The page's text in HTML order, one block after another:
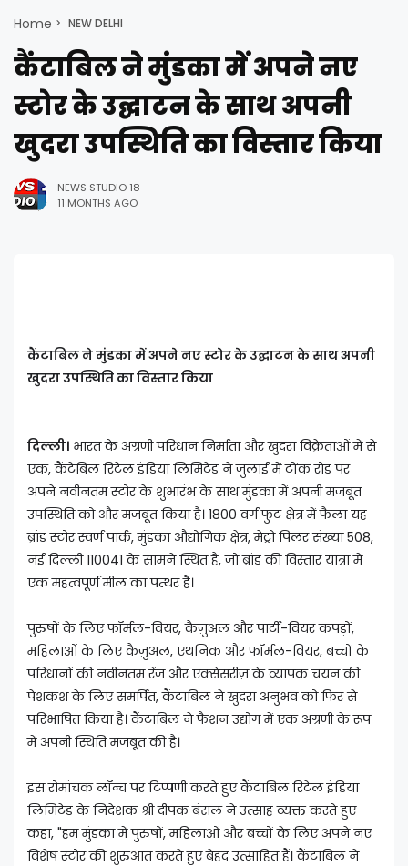
Home NEW DELHI
कैंटाबिल ने मुंडका में अपने नए
स्टोर के उद्घाटन के साथ अपनी
खुदरा उपस्थिति का विस्तार किया
NEWS STUDIO 18
11 MONTHS AGO
कैंटाबिल ने मुंडका में अपने नए स्टोर के उद्घाटन के साथ अपनी
खुदरा उपस्थिति का विस्तार किया
दिल्ली। भारत के अग्रणी परिधान निर्माता और खुदरा विक्रेताओं में से
एक, कैंटेबिल रिटेल इंडिया लिमिटेड ने जुलाई में टोंक रोड पर
अपने नवीनतम स्टोर के शुभारंभ के साथ मुंडका में अपनी मजबूत
उपस्थिति को और मजबूत किया है। 1800 वर्ग फुट क्षेत्र में फैला यह
ब्रांड स्टोर स्वर्ण पार्क, मुंडका औद्योगिक क्षेत्र, मेट्रो पिलर संख्या 508,
नई दिल्ली 110041 के सामने स्थित है, जो ब्रांड की विस्तार यात्रा में
एक महत्वपूर्ण मील का पत्थर है।
पुरुषों के लिए फॉर्मल-वियर, कैज़ुअल और पार्टी-वियर कपड़ों,
महिलाओं के लिए कैज़ुअल, एथनिक और फॉर्मल-वियर, बच्चों के
परिधानों की नवीनतम रेंज और एक्सेसरीज़ के व्यापक चयन की
पेशकश के लिए समर्पित, कैंटाबिल ने खुदरा अनुभव को फिर से
परिभाषित किया है। कैंटाबिल ने फैशन उद्योग में एक अग्रणी के रूप
में अपनी स्थिति मजबूत की है।
इस रोमांचक लॉन्च पर टिप्पणी करते हुए कैंटाबिल रिटेल इंडिया
लिमिटेड के निदेशक श्री दीपक बंसल ने उत्साह व्यक्त करते हुए
कहा, "हम मुंडका में पुरुषों, महिलाओं और बच्चों के लिए अपने नए
विशेष स्टोर की शुरुआत करते हुए बेहद उत्साहित हैं। कैंटाबिल ने